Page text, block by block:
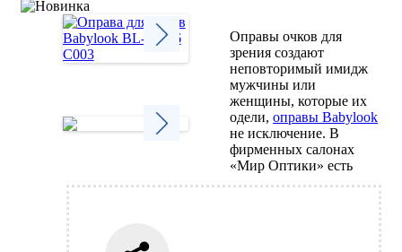
Оправы очков для
зрения создают
неповторимый имидж
мужчины или
женщины, которые их
одели,оправы Babylook
не исключение. В
фирменных салонах
«Мир Оптики» есть